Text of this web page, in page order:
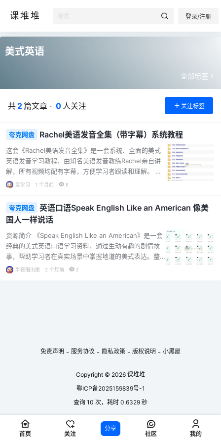
课堆堆 登录/注册
美式英语
全部标签
共 2篇文章 · 0 人关注 关注标签
夸克网盘 Rachel美语发音全集（带字幕）系统教程
这套《Rachel美语发音全集》是一套系统、全面的美式
英语发音学习教程，由知名美语发音教练Rachel亲自讲
解，所有视频均配有字幕，方便学习者跟读和理解。 教
程内容覆盖了从基础到进阶的发音知识，结构清晰，适
母音标学习 26个字母的标准发音及跟读练习 单元音、双
元音、辅音音标的系统讲解与对比 卷舌R音、不完全爆
破、浊化现象等发音细节 一个字母多种发音的辨析 【0
2】单词发音系列 涵盖100个常用词、50个州名、12个月
份、常见人名等实用词汇 易混淆词对比（如Man vs. Me
n、Beach vs. Bitch、Can vs. Can'…...
爱学习 1 个月前 0
夸克网盘
英语口语Speak English Like an American 像美
国人一样说话
资源简介 《Speak English Like an American》是一套
经典的美式英语口语学习资料，通过生动有趣的剧情故
事，帮助学习者在真实场景中掌握地道的美式表达。整
套资料包含PDF电子书、MP3音频以及MP4视频，适合
半夜唱出歌 2 个月前 2
免责声明 - 服务协议 - 隐私政策 - 版权说明 - 小黑屋
Copyright © 2026 课堆堆
鄂ICP备2025159839号-1
查询 10 次，耗时 0.6329 秒
首页 关注
分享
社区 我的